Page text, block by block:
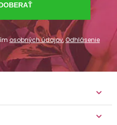
osobných údajov,Odhlásenie